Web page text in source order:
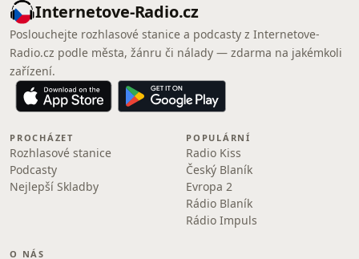
Internetove-Radio.cz
Poslouchejte rozhlasové stanice a podcasty z Internetove-
Radio.cz podle města, žánru či nálady — zdarma na jakémkoli
zařízení.
PROCHÁZET
Rozhlasové stanice
Podcasty
Nejlepší Skladby
POPULÁRNÍ
Radio Kiss
Český Blaník
Evropa 2
Rádio Blaník
Rádio Impuls
O NÁS